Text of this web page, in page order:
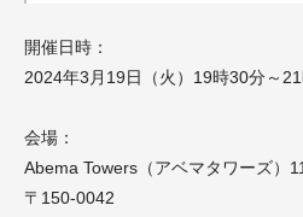
開催日時：
2024年3月19日（火）19時30分～
会場：
Abema Towers（アベマタワーズ）
〒150-0042